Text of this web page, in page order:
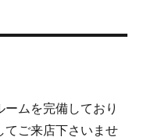
ムを完備しており
てご来店下さいませ